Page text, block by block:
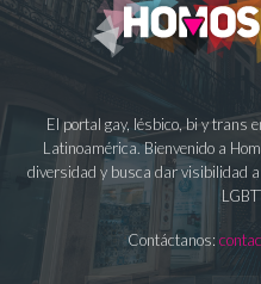
El portal gay, lésbico, bi y trans
Latinoamérica. Bienvenido a
diversidad y busca dar visibilidad
Contáctanos: